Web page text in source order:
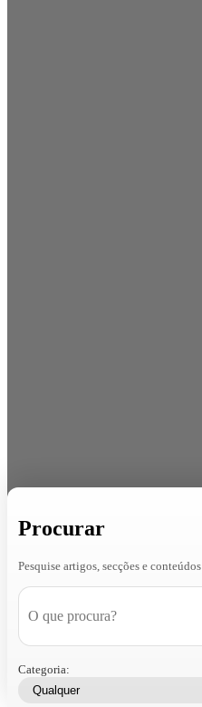
Procurar
Pesquise artigos, secções e conteúdos
Categoria: